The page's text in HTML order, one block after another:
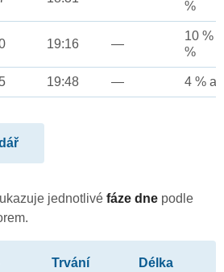
%
19:16 —
10 %
%
19:48 — 4 %
jednotlivé fáze dne podle
Trvání Délka